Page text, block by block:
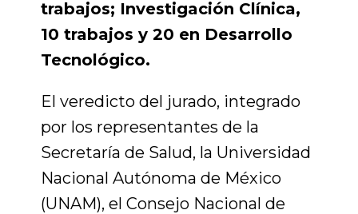
trabajos; Investigación Clínica,
10 trabajos y 20 en Desarrollo
Tecnológico.
El veredicto del jurado, integrado
por los representantes de la
Secretaría de Salud, la Universidad
Nacional Autónoma de México
(UNAM), el Consejo Nacional de